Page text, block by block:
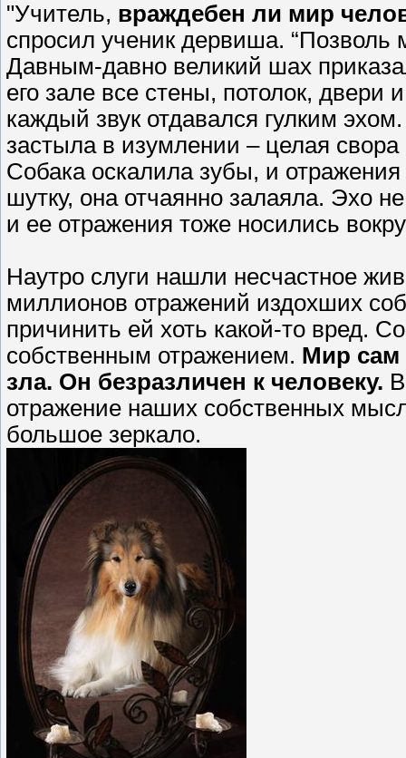
"Учитель, враждебен ли мир
спросил ученик дервиша. “Позволь
Давным-давно великий шах
его зале все стены, потолок,
каждый звук отдавался гулким
застыла в изумлении – целая свора
Собака оскалила зубы, и
шутку, она отчаянно залаяла. Эхо
и ее отражения тоже носились
Наутро слуги нашли несчастное
миллионов отражений издохших
причинить ей хоть какой-то вред.
собственным отражением. Мир сам
зла. Он безразличен к человеку.
отражение наших собственных
большое зеркало.